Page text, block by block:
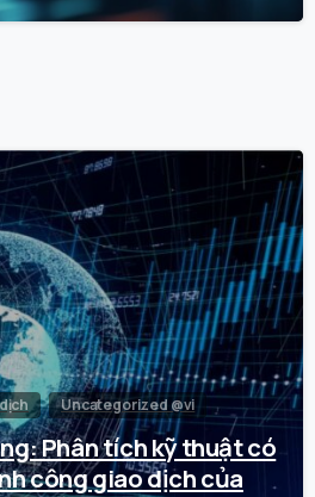
0
Uncategorized @vi
Phân tích kỹ thuật có
công giao dịch của